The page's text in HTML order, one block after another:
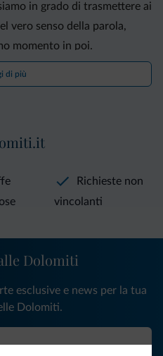
in grado di trasmettere ai
vero senso della parola,
momento in poi.
di più
Richieste non
vincolanti
Dolomiti
esclusive e news per la tua
Dolomiti.